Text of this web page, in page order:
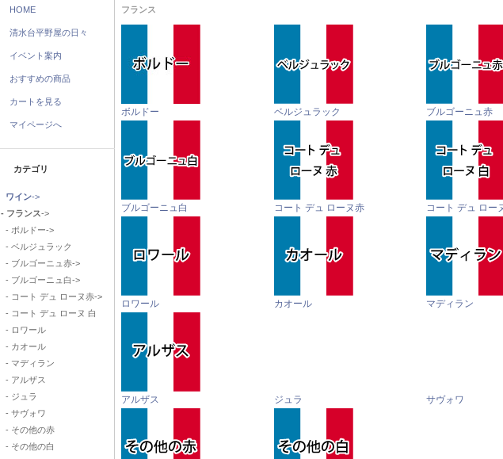
HOME
清水台平野屋の日々
イベント案内
おすすめの商品
カートを見る
マイページへ
カテゴリ
ワイン->
- フランス->
- ボルドー->
- ベルジュラック
- ブルゴーニュ赤->
- ブルゴーニュ白->
- コート デュ ローヌ赤->
- コート デュ ローヌ 白
- ロワール
- カオール
- マディラン
- アルザス
- ジュラ
- サヴォワ
- その他の赤
- その他の白
フランス
ボルドー ベルジュラック ブルゴーニュ赤
ブルゴーニュ白 コート デュ ローヌ赤 コート デュ ロー
ロワール カオール マディラン
アルザス ジュラ サヴォワ